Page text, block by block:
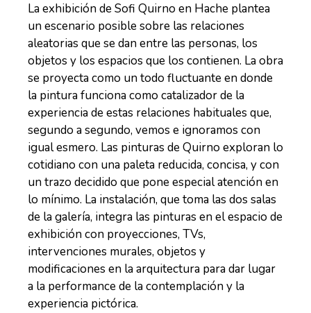
La exhibición de Sofi Quirno en Hache plantea
un escenario posible sobre las relaciones
aleatorias que se dan entre las personas, los
objetos y los espacios que los contienen. La obra
se proyecta como un todo fluctuante en donde
la pintura funciona como catalizador de la
experiencia de estas relaciones habituales que,
segundo a segundo, vemos e ignoramos con
igual esmero. Las pinturas de Quirno exploran lo
cotidiano con una paleta reducida, concisa, y con
un trazo decidido que pone especial atención en
lo mínimo. La instalación, que toma las dos salas
de la galería, integra las pinturas en el espacio de
exhibición con proyecciones, TVs,
intervenciones murales, objetos y
modificaciones en la arquitectura para dar lugar
a la performance de la contemplación y la
experiencia pictórica.